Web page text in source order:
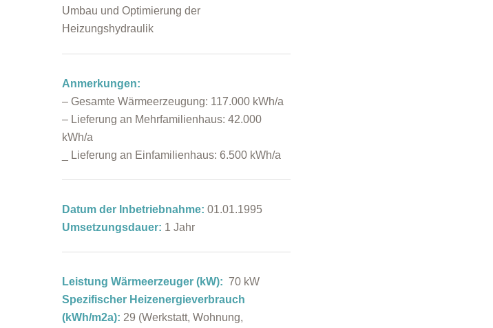
Umbau und Optimierung der
Heizungshydraulik
Anmerkungen:
– Gesamte Wärmeerzeugung: 117.000 kWh/a
– Lieferung an Mehrfamilienhaus: 42.000
kWh/a
_ Lieferung an Einfamilienhaus: 6.500 kWh/a
Datum der Inbetriebnahme: 01.01.1995
Umsetzungsdauer: 1 Jahr
Leistung Wärmeerzeuger (kW): 70 kW
Spezifischer Heizenergieverbrauch
(kWh/m2a): 29 (Werkstatt, Wohnung,